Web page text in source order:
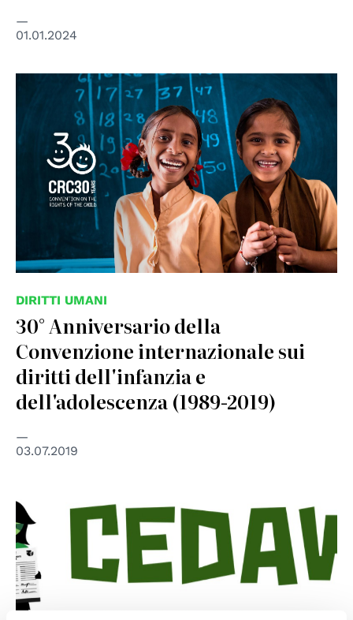
01.01.2024
DIRITTI UMANI
30° Anniversario della
Convenzione internazionale sui
diritti dell'infanzia e
dell'adolescenza (1989-2019)
03.07.2019